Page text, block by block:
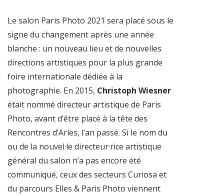
Le salon Paris Photo 2021 sera placé sous le
signe du changement après une année
blanche : un nouveau lieu et de nouvelles
directions artistiques pour la plus grande
foire internationale dédiée à la
photographie. En 2015, Christoph Wiesner
était nommé directeur artistique de Paris
Photo, avant d’être placé à la tête des
Rencontres d’Arles, l’an passé. Si le nom du
ou de la nouvel·le directeur·rice artistique
général du salon n’a pas encore été
communiqué, ceux des secteurs Curiosa et
du parcours Elles & Paris Photo viennent